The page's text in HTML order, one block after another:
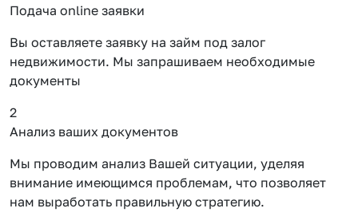
Подача online заявки
Вы оставляете заявку на займ под залог
недвижимости. Мы запрашиваем необходимые
документы
2
Анализ ваших документов
Мы проводим анализ Вашей ситуации, уделяя
внимание имеющимся проблемам, что позволяет
нам выработать правильную стратегию.